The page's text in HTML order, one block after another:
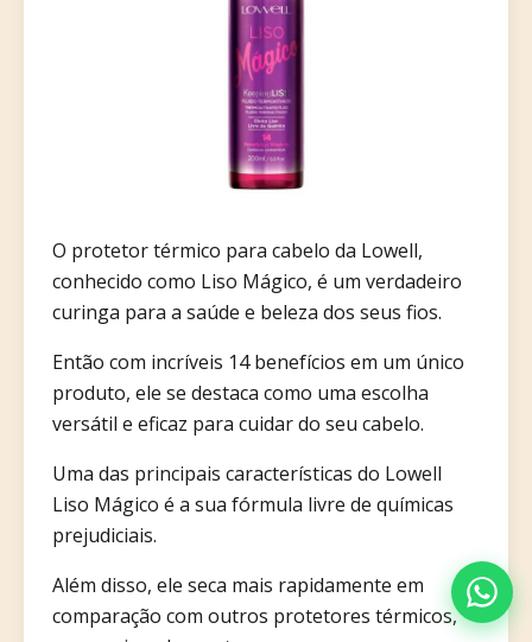
O protetor térmico para cabelo da Lowell,
conhecido como Liso Mágico, é um verdadeiro
curinga para a saúde e beleza dos seus fios.
Então com incríveis 14 benefícios em um único
produto, ele se destaca como uma escolha
versátil e eficaz para cuidar do seu cabelo.
Uma das principais características do Lowell
Liso Mágico é a sua fórmula livre de químicas
prejudiciais.
Além disso, ele seca mais rapidamente em
comparação com outros protetores térmicos,